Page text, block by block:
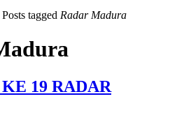
Posts tagged Radar Madura
19 RADAR